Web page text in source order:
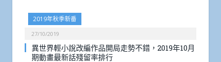
2019年秋季新番
27/10/2019
異世界輕小說改編作品開局走勢不錯，2019年10月
期動畫最新話殘留率排行